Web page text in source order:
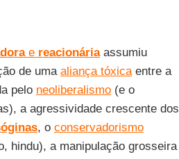
e reacionáriaassumiu
de uma aliança tóxicaentre a
pelo neoliberalismo(e o
a agressividade crescente dos
, o conservadorismo
hindu), a manipulação grosseira